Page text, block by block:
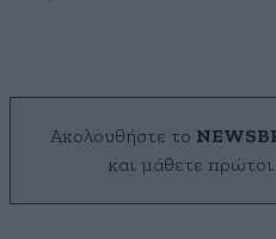
Ακολουθήστε το
και μάθετε πρώτοι